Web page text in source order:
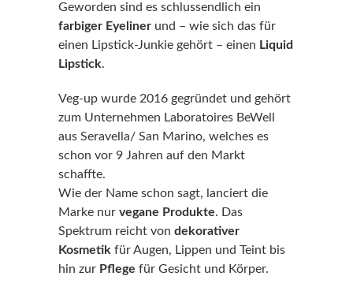
Geworden sind es schlussendlich ein
farbiger Eyeliner und – wie sich das für
einen Lipstick-Junkie gehört – einen Liquid
Lipstick.
Veg-up wurde 2016 gegründet und gehört
zum Unternehmen Laboratoires BeWell
aus Seravella/ San Marino, welches es
schon vor 9 Jahren auf den Markt
schaffte.
Wie der Name schon sagt, lanciert die
Marke nur vegane Produkte. Das
Spektrum reicht von dekorativer
Kosmetik für Augen, Lippen und Teint bis
hin zur Pflege für Gesicht und Körper.